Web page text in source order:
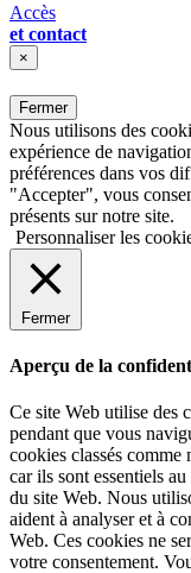
Accès
et contact
×
Fermer
Nous utilisons des
expérience de
préférences dans vos
"Accepter", vous
présents sur notre site.
Personnaliser les
Fermer
Aperçu de la
Ce site Web utilise des
pendant que vous
cookies classés comme
car ils sont essentiels
du site Web. Nous
aident à analyser et à
Web. Ces cookies ne
votre consentement.